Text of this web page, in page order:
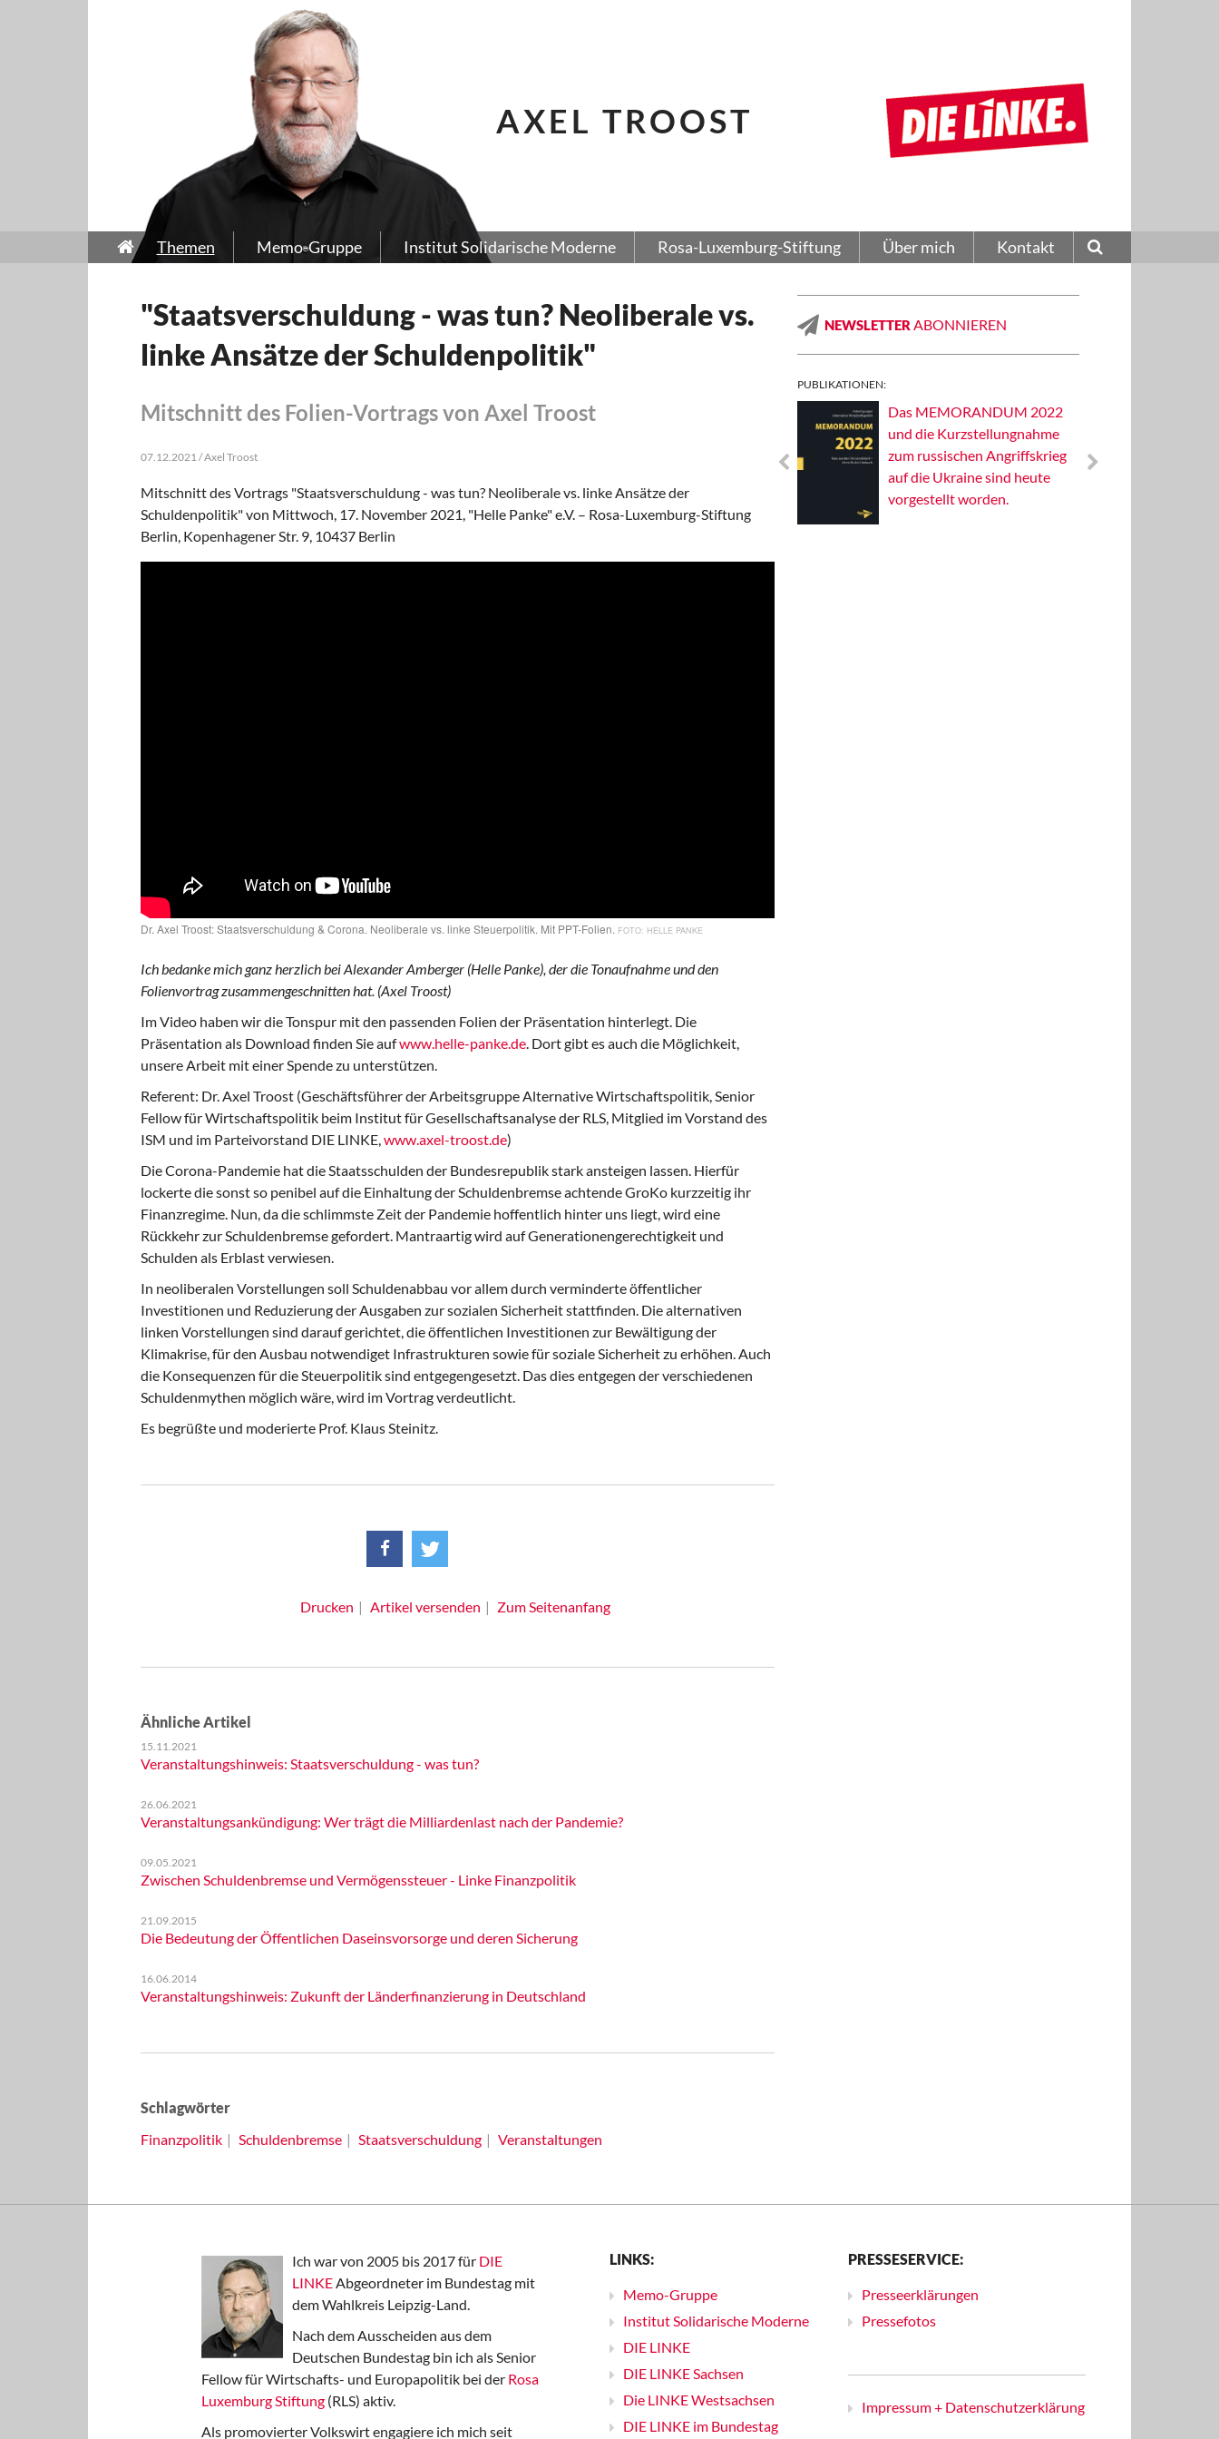
AXEL TROOST
Themen Memo-Gruppe Institut Solidarische Moderne Rosa-Luxemburg-Stiftung Über mich Kontakt
"Staatsverschuldung - was tun? Neoliberale vs.
linke Ansätze der Schuldenpolitik"
Mitschnitt des Folien-Vortrags von Axel Troost
07.12.2021 / Axel Troost
Mitschnitt des Vortrags "Staatsverschuldung - was tun? Neoliberale vs. linke Ansätze der
Schuldenpolitik" von Mittwoch, 17. November 2021, "Helle Panke" e.V. – Rosa-Luxemburg-Stiftung
Berlin, Kopenhagener Str. 9, 10437 Berlin
Dr. Axel Troost: Staatsverschuldung & Corona. Neoliberale vs. linke Steuerpolitik. Mit PPT-Folien. HELLE PANKE
Ich bedanke mich ganz herzlich bei Alexander Amberger (Helle Panke), der die Tonaufnahme und den
Folienvortrag zusammengeschnitten hat. (Axel Troost)
Im Video haben wir die Tonspur mit den passenden Folien der Präsentation hinterlegt. Die
Präsentation als Download finden Sie aufwww.helle-panke.de. Dort gibt es auch die Möglichkeit,
unsere Arbeit mit einer Spende zu unterstützen.
Referent: Dr. Axel Troost (Geschäftsführer der Arbeitsgruppe Alternative Wirtschaftspolitik, Senior
Fellow für Wirtschaftspolitik beim Institut für Gesellschaftsanalyse der RLS, Mitglied im Vorstand des
ISM und im Parteivorstand DIE LINKE,www.axel-troost.de)
Die Corona-Pandemie hat die Staatsschulden der Bundesrepublik stark ansteigen lassen. Hierfür
lockerte die sonst so penibel auf die Einhaltung der Schuldenbremse achtende GroKo kurzzeitig ihr
Finanzregime. Nun, da die schlimmste Zeit der Pandemie hoffentlich hinter uns liegt, wird eine
Rückkehr zur Schuldenbremse gefordert. Mantraartig wird auf Generationengerechtigkeit und
Schulden als Erblast verwiesen.
In neoliberalen Vorstellungen soll Schuldenabbau vor allem durch verminderte öffentlicher
Investitionen und Reduzierung der Ausgaben zur sozialen Sicherheit stattfinden. Die alternativen
linken Vorstellungen sind darauf gerichtet, die öffentlichen Investitionen zur Bewältigung der
Klimakrise, für den Ausbau notwendiget Infrastrukturen sowie für soziale Sicherheit zu erhöhen. Auch
die Konsequenzen für die Steuerpolitik sind entgegengesetzt. Das dies entgegen der verschiedenen
Schuldenmythen möglich wäre, wird im Vortrag verdeutlicht.
Es begrüßte und moderierte Prof. Klaus Steinitz.
Drucken Artikel versenden Zum Seitenanfang
Ähnliche Artikel
15.11.2021
Veranstaltungshinweis: Staatsverschuldung - was tun?
26.06.2021
Veranstaltungsankündigung: Wer trägt die Milliardenlast nach der Pandemie?
09.05.2021
Zwischen Schuldenbremse und Vermögenssteuer - Linke Finanzpolitik
21.09.2015
Die Bedeutung der Öffentlichen Daseinsvorsorge und deren Sicherung
16.06.2014
Veranstaltungshinweis: Zukunft der Länderfinanzierung in Deutschland
Schlagwörter
Finanzpolitik
Schuldenbremse Staatsverschuldung Veranstaltungen
NEWSLETTER ABONNIEREN
PUBLIKATIONEN:
Das MEMORANDUM 2022
und die Kurzstellungnahme
zum russischen Angriffskrieg
auf die Ukraine sind heute
vorgestellt worden.
Ich war von 2005 bis 2017 für DIE
LINKEAbgeordneter im Bundestag mit
dem Wahlkreis Leipzig-Land.
Nach dem Ausscheiden aus dem
Deutschen Bundestag bin ich als Senior
Fellow für Wirtschafts- und Europapolitik bei der Rosa
Luxemburg Stiftung (RLS) aktiv.
Als promovierter Volkswirt engagiere ich mich seit
LINKS:
Memo-Gruppe
Institut Solidarische Moderne
DIE LINKE
DIE LINKE Sachsen
Die LINKE Westsachsen
DIE LINKE im Bundestag
PRESSESERVICE:
Presseerklärungen
Pressefotos
Impressum + Datenschutzerklärung